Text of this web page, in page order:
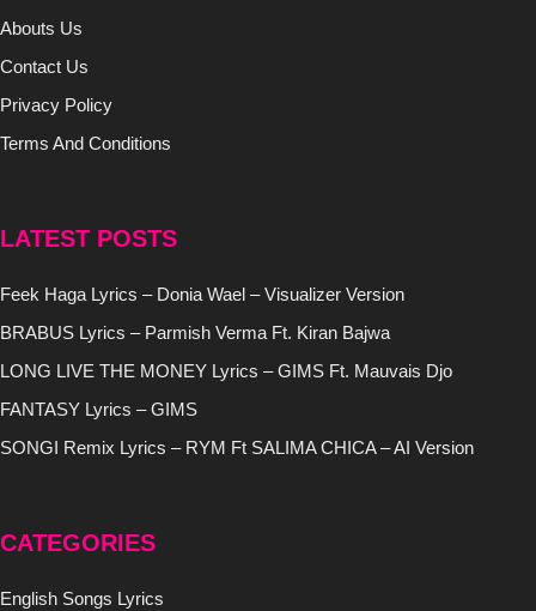
Abouts Us
Contact Us
Privacy Policy
Terms And Conditions
LATEST POSTS
Feek Haga Lyrics – Donia Wael – Visualizer Version
BRABUS Lyrics – Parmish Verma Ft. Kiran Bajwa
LONG LIVE THE MONEY Lyrics – GIMS Ft. Mauvais Djo
FANTASY Lyrics – GIMS
SONGI Remix Lyrics – RYM Ft SALIMA CHICA – AI Version
CATEGORIES
English Songs Lyrics